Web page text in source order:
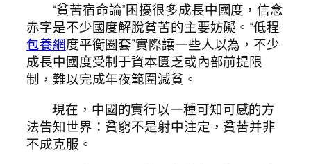
“貧苦宿命論”困擾很多成長中國度，信念
赤字是不少國度解脫貧苦的主要妨礙。“低程
包養網度平衡圈套”實際讓一些人以為，不少
成長中國度受制于資本匱乏或內部前提限
制，難以完成年夜範圍減貧。
現在，中國的實行以一種可知可感的方
法告知世界：貧窮不是射中注定，貧苦并非
不成克服。